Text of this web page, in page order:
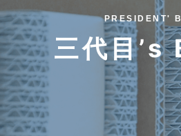
PRESIDENT'
三代目’s